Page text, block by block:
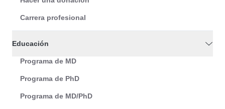
Carrera profesional
Educación
Programa de MD
Programa de PhD
Programa de MD/PhD